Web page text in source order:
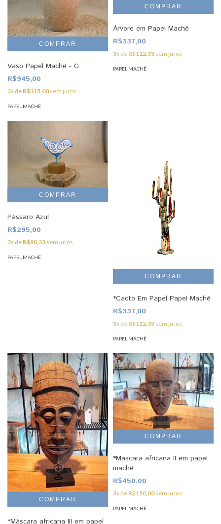
Vaso Papel Machê - G
R$945,00
3x de R$315,00sem juros
PAPEL MACHÊ
Árvore em Papel Machê
R$337,00
3x de R$112,33 sem juros
PAPEL MACHÊ
Pássaro Azul
R$295,00
3x de R$98,33 sem juros
PAPEL MACHÊ
*Cacto Em Papel Papel Machê
R$337,00
3x de R$112,33 sem juros
PAPEL MACHÊ
*Máscara africana III em papel
*Máscara africana II em papel
machê.
R$450,00
3x de R$150,00sem juros
PAPEL MACHÊ